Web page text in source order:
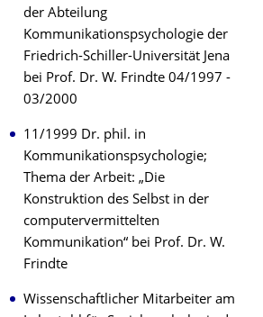
der Abteilung
Kommunikationspsychologie der
Friedrich-Schiller-Universität Jena
bei Prof. Dr. W. Frindte 04/1997 -
03/2000
11/1999 Dr. phil. in
Kommunikationspsychologie;
Thema der Arbeit: „Die
Konstruktion des Selbst in der
computervermittelten
Kommunikation“ bei Prof. Dr. W.
Frindte
Wissenschaftlicher Mitarbeiter am